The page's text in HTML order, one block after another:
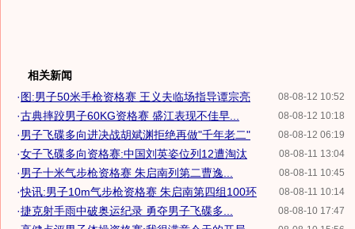
相关新闻
08-08-12 10:52
·图:男子50米手枪资格赛 王义夫临场指导谭宗亮
08-08-12 10:18
·古典摔跤男子60KG资格赛 盛江表现不佳早...
08-08-12 06:19
·男子飞碟多向进决战胡斌渊拒绝再做"千年老二"
08-08-11 13:04
·女子飞碟多向资格赛:中国刘英姿位列12遭淘汰
08-08-11 10:45
·男子十米气步枪资格赛 朱启南列第二曹逸...
08-08-11 10:14
·快讯:男子10m气步枪资格赛 朱启南第四组100环
08-08-10 17:47
·捷克射手雨中破奥运纪录 勇夺男子飞碟多...